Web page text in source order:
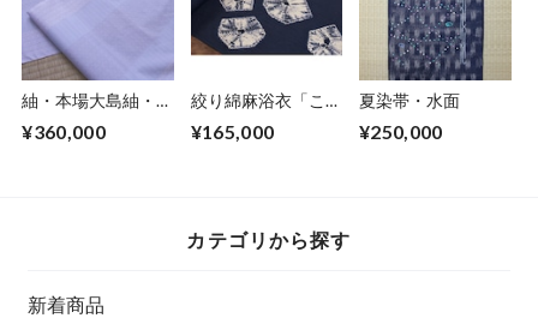
紬・本場大島紬・縦
縞(五段)
¥360,000
絞り綿麻浴衣「ころ
ころ」
¥165,000
夏染帯・水面
¥250,000
カテゴリから探す
新着商品